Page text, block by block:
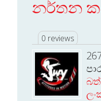
නර්තන
0 reviews